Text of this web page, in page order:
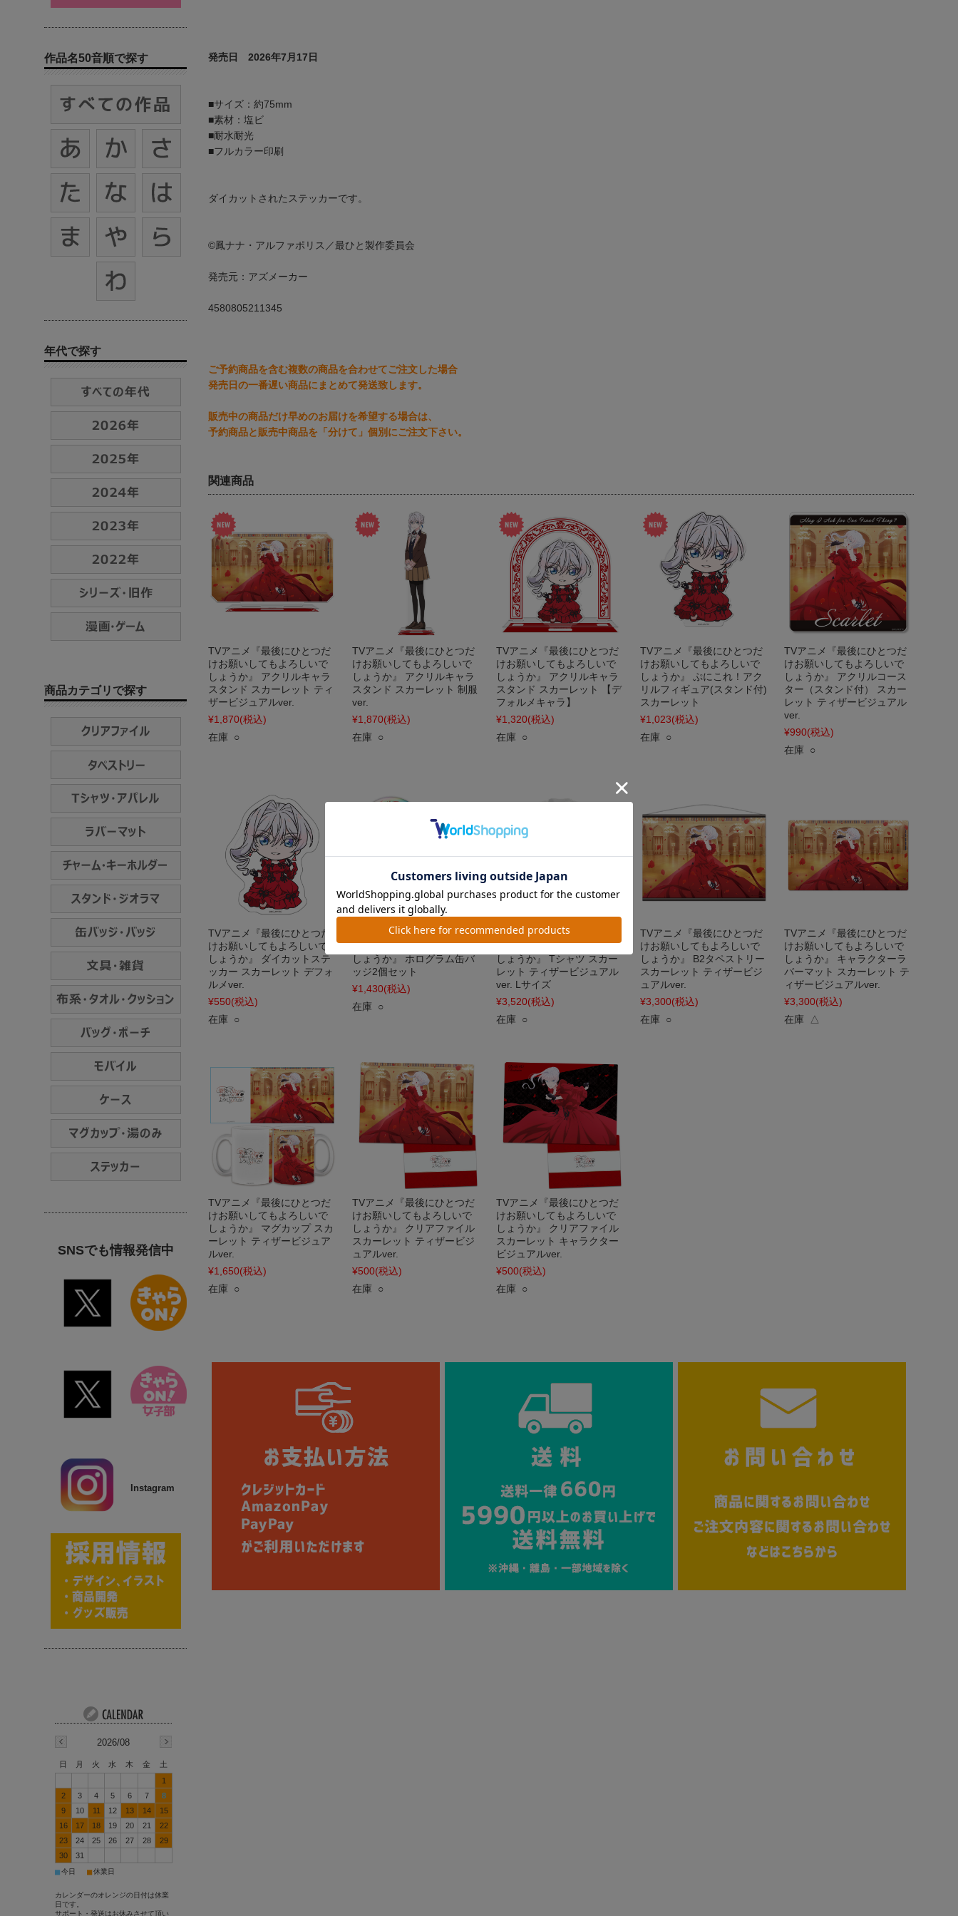
発売日 2026年7月17日
■サイズ：約75mm
■素材：塩ビ
■耐水耐光
■フルカラー印刷
ダイカットされたステッカーです。
©鳳ナナ・アルファポリス／最ひと製作委員会
発売元：アズメーカー
4580805211345
ご予約商品を含む複数の商品を合わせてご注文した場合
発売日の一番遅い商品にまとめて発送致します。
販売中の商品だけ早めのお届けを希望する場合は、
予約商品と販売中商品を「分けて」個別にご注文下さい。
関連商品
TVアニメ『最後にひとつだ
けお願いしてもよろしいで
しょうか』 アクリルキャラ
スタンド スカーレット ティ
ザービジュアルver.
¥1,870(税込)
在庫 ○
TVアニメ『最後にひとつだ
けお願いしてもよろしいで
しょうか』 アクリルキャラ
スタンド スカーレット 制服
ver.
¥1,870(税込)
在庫 ○
TVアニメ『最後にひとつだ
けお願いしてもよろしいで
しょうか』 アクリルキャラ
スタンド スカーレット 【デ
フォルメキャラ】
¥1,320(税込)
在庫 ○
TVアニメ『最後にひとつだ
けお願いしてもよろしいで
しょうか』 ぷにこれ！アク
リルフィギュア(スタンド付)
スカーレット
¥1,023(税込)
在庫 ○
TVアニメ『最後にひとつだ
けお願いしてもよろしいで
しょうか』 アクリルコース
ター（スタンド付） スカー
レット ティザービジュアル
ver.
¥990(税込)
在庫 ○
TVアニメ『最後にひとつだ
けお願いしてもよろしいで
しょうか』 ダイカットステ
ッカー スカーレット デフォ
ルメver.
¥550(税込)
在庫 ○
TVアニメ『最後にひとつだ
けお願いしてもよろしいで
しょうか』 ホログラム缶バ
ッジ2個セット
¥1,430(税込)
在庫 ○
TVアニメ『最後にひとつだ
けお願いしてもよろしいで
しょうか』 Tシャツ スカー
レット ティザービジュアル
ver. Lサイズ
¥3,520(税込)
在庫 ○
TVアニメ『最後にひとつだ
けお願いしてもよろしいで
しょうか』 B2タペストリー
スカーレット ティザービジ
ュアルver.
¥3,300(税込)
在庫 ○
TVアニメ『最後にひとつだ
けお願いしてもよろしいで
しょうか』 キャラクターラ
バーマット スカーレット テ
ィザービジュアルver.
¥3,300(税込)
在庫 △
TVアニメ『最後にひとつだ
けお願いしてもよろしいで
しょうか』 マグカップ スカ
ーレット ティザービジュア
ルver.
¥1,650(税込)
在庫 ○
TVアニメ『最後にひとつだ
けお願いしてもよろしいで
しょうか』 クリアファイル
スカーレット ティザービジ
ュアルver.
¥500(税込)
在庫 ○
TVアニメ『最後にひとつだ
けお願いしてもよろしいで
しょうか』 クリアファイル
スカーレット キャラクター
ビジュアルver.
¥500(税込)
在庫 ○
作品名50音順で探す
年代で探す
商品カテゴリで探す
SNSでも情報発信中
Instagram
2026/08
日 月 火 水 木 金
土
1
2
3 4 5 6 7
8
9
10 11 12 13 14
15
16
17 18 19 20 21
22
23
24 25 26 27 28
29
30
31
■今日 ■休業日
カレンダーのオレンジの日付は休業
日です。
サポート・発送はお休みさせて頂い